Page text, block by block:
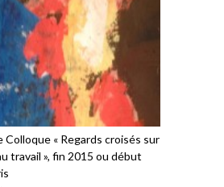
Colloque « Regards croisés sur
travail », fin 2015 ou début